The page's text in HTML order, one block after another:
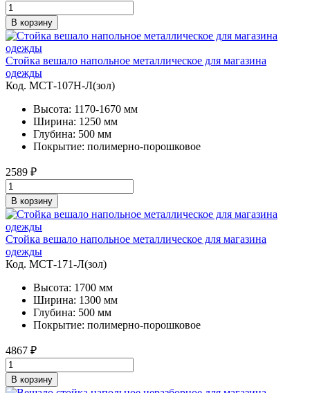
В корзину
Стойка вешало напольное металлическое для магазина
одежды
Код. MСТ-107Н-Л(зол)
Высота: 1170-1670 мм
Ширина: 1250 мм
Глубина: 500 мм
Покрытие: полимерно-порошковое
2589 ₽
В корзину
Стойка вешало напольное металлическое для магазина
одежды
Код. MСТ-171-Л(зол)
Высота: 1700 мм
Ширина: 1300 мм
Глубина: 500 мм
Покрытие: полимерно-порошковое
4867 ₽
В корзину